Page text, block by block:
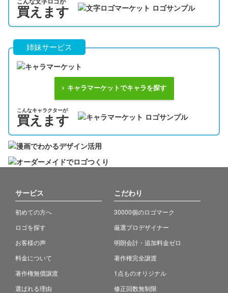
買えます
姉妹サービス
キャラマーケットでキャラを探す
こんなキャラクターが
買えます
サービス
初めての方へ
ロゴを探す
お客様の声
料金について
著作権無償譲渡
選ばれる理由
こだわり
30000個のロゴマーク
厳選プロデザイナー
明朗会計・追加料金ゼロ
著作権完全譲渡
1点ものオリジナル
修正回数無制限